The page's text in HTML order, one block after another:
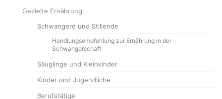
Gezielte Ernährung
Schwangere und Stillende
Handlungsempfehlung zur Ernährung in der
Schwangerschaft
Säuglinge und Kleinkinder
Kinder und Jugendliche
Berufstätige